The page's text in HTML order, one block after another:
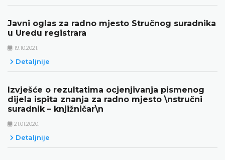
Javni oglas za radno mjesto Stručnog suradnika
u Uredu registrara
19.10.2021.
Detaljnije
Izvješće o rezultatima ocjenjivanja pismenog
dijela ispita znanja za radno mjesto \nstručni
suradnik – knjižničar\n
21.01.2020.
Detaljnije